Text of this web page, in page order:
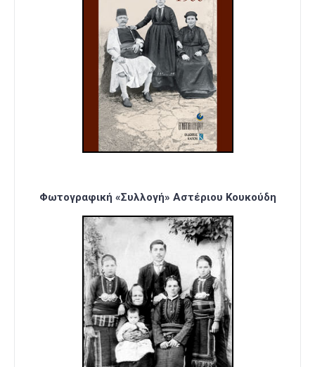
Φωτογραφική «Συλλογή» Αστέριου Κουκούδη